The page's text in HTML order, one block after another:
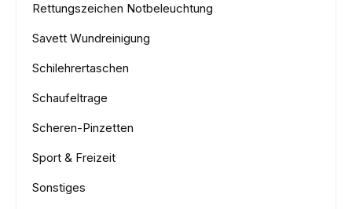
Rettungszeichen Notbeleuchtung
Savett Wundreinigung
Schilehrertaschen
Schaufeltrage
Scheren-Pinzetten
Sport & Freizeit
Sonstiges